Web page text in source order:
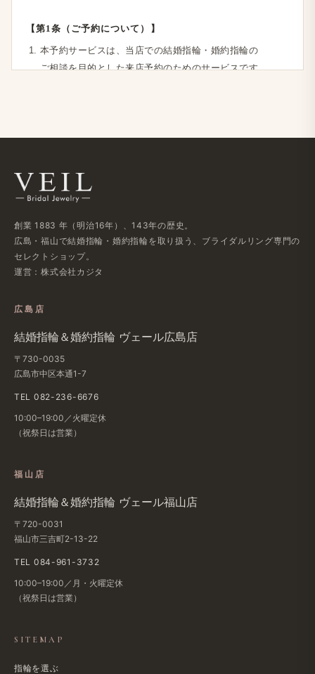
【第1条​（ご予約に​ついて）​】
本予約サービスは、​当店での​結婚指輪・婚約指輪の​
ご相談を​目的とした​来店予約の​ための​サービスです。
内容に​不備が​ある​場合、​確認の​ご連絡が​できない​場合が​
ご予約確定後、​当店より​メールまたは​お電話にて確認の​
ご連絡を​差し上げる​場合が​ございます。
【第2条​（変更・キャンセルに​ついて）​】
やむを​得ず予約の​日時変更や​キャンセルを​される​場合は、​
事前に​お電話または​メールにて​ご連絡ください。
無断キャンセルや​直前の​キャンセルが​続いた​場合、​
ございます。
【第3条​（サービス提供の​中止等）​】
ことがあります。
この​場合、​当店より​速やかに​ご連絡いたしますが、​
交通費や​宿泊費等の​補償は​いたしかねます。
【第4条​（個人情報の​取り扱い）​】
サービス向上の​ための​参考に​利用させていただきます。
法令に​基づく​場合を​除き、​第三者への​提供は​
いたしません。
詳細は​当店の​プライバシーポリシーを​ご確認ください。
【第5条​（禁止事項）​】
営利目的での​予約
創業 1883 年​（明治16年）、​143年の​歴史。
広島・福山で​結婚指輪・婚約指輪を​取り扱う、​ブライダルリング専門の​
セレクトショップ。
運営：株式会社カジタ
広島店
結婚​指輪＆婚約指輪 ヴェール​広島店
〒730-0035
広島市中区本通1-7
TEL 082-236-6676
10:00–19:00／火曜定休
（祝祭日は​営業）
福山店
結婚​指輪＆婚約指輪 ヴェール福山店
〒720-0031
福山市三吉町2-13-22
TEL 084-961-3732
10:00–19:00／月・火曜定休
（祝祭日は​営業）
SITEMAP
指輪を選ぶ